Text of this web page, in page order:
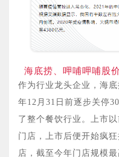
海底捞、呷哺呷哺股
作为行业龙头企业，海
年12月31日前逐步关停
了整个餐饮行业。上市
门店，上市后便开始疯
店，截至今年门店规模